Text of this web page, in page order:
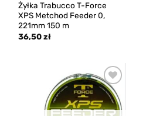
Żyłka Trabucco T-Force
XPS Metchod Feeder 0,
221mm 150 m
36,50zł
Add to
wishlist